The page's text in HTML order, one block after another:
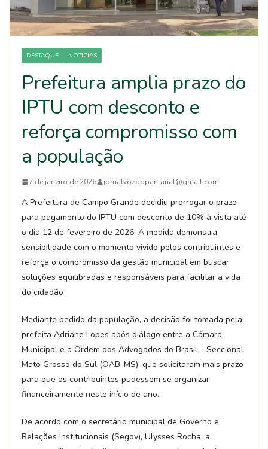
DESTAQUE NOTICIAS
Prefeitura amplia prazo do
IPTU com desconto e
reforça compromisso com
a população
7 de janeiro de 2026 jornalvozdopantanal@gmail.com
A Prefeitura de Campo Grande decidiu prorrogar o prazo
para pagamento do IPTU com desconto de 10% à vista até
o dia 12 de fevereiro de 2026. A medida demonstra
sensibilidade com o momento vivido pelos contribuintes e
reforça o compromisso da gestão municipal em buscar
soluções equilibradas e responsáveis para facilitar a vida
do cidadão
Mediante pedido da população, a decisão foi tomada pela
prefeita Adriane Lopes após diálogo entre a Câmara
Municipal e a Ordem dos Advogados do Brasil – Seccional
Mato Grosso do Sul (OAB-MS), que solicitaram mais prazo
para que os contribuintes pudessem se organizar
financeiramente neste início de ano.
De acordo com o secretário municipal de Governo e
Relações Institucionais (Segov), Ulysses Rocha, a